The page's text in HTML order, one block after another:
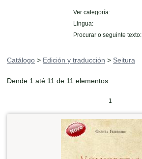
Ver categoría:
Lingua:
Procurar o seguinte texto:
Catálogo > Edición y traducción > Seitura
Dende 1 até 11 de 11 elementos
1